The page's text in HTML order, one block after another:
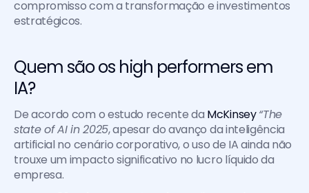
compromisso com a transformação e investimentos
estratégicos.
Quem são os high performers em
IA?
De acordo com o estudo recente da McKinsey“The
state of AI in 2025, apesar do avanço da inteligência
artificial no cenário corporativo, o uso de IA ainda não
trouxe um impacto significativo no lucro líquido da
empresa.